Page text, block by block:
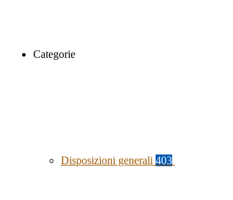
Categorie
Disposizioni generali 403